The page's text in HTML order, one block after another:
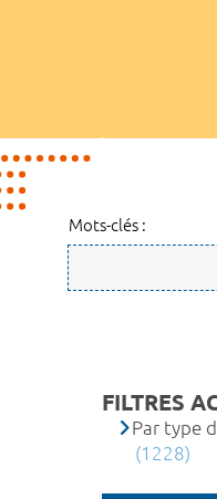
Mots-clés :
FILTRES
Par type
(1228)